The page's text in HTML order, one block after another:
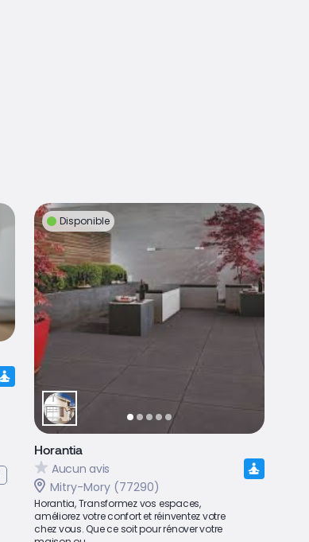
Disponible
Horantia
Aucun avis
Mitry-Mory (77290)
Horantia, Transformez vos espaces,
améliorez votre confort et réinventez votre
chez vous. Que ce soit pour rénover votre